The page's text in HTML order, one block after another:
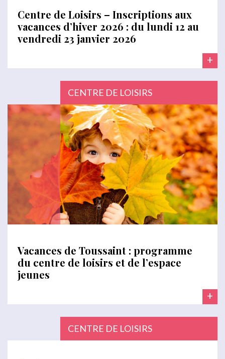
Centre de Loisirs – Inscriptions aux
vacances d’hiver 2026 : du lundi 12 au
vendredi 23 janvier 2026
+
CENTRE DE LOISIRS
Vacances de Toussaint : programme
du centre de loisirs et de l’espace
jeunes
+
CENTRE DE LOISIRS